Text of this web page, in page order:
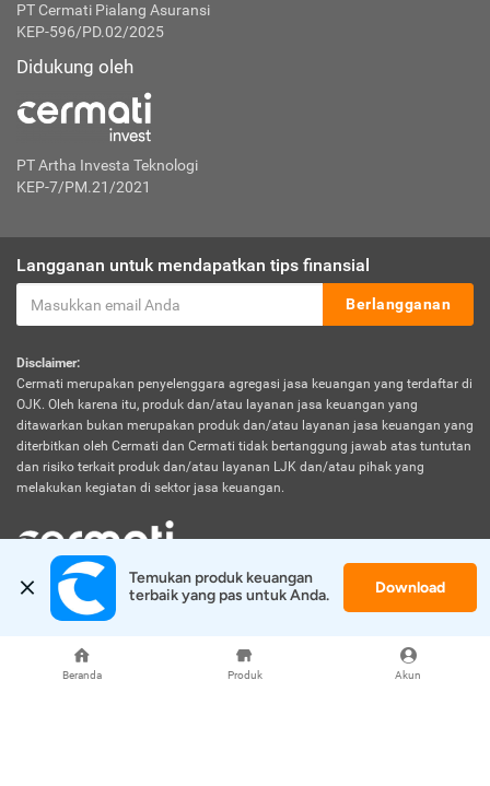
Beranda Produk Akun
PT Cermati Pialang Asuransi
KEP-596/PD.02/2025
Didukung oleh
PT Artha Investa Teknologi
KEP-7/PM.21/2021
Langganan untuk mendapatkan tips finansial
Berlangganan
Disclaimer:
Cermati merupakan penyelenggara agregasi jasa keuangan yang terdaftar di
OJK. Oleh karena itu, produk dan/atau layanan jasa keuangan yang
ditawarkan bukan merupakan produk dan/atau layanan jasa keuangan yang
diterbitkan oleh Cermati dan Cermati tidak bertanggung jawab atas tuntutan
dan risiko terkait produk dan/atau layanan LJK dan/atau pihak yang
melakukan kegiatan di sektor jasa keuangan.
© 2026 Cermati. All Rights Reserved.
Temukan produk keuangan
terbaik yang pas untuk Anda.
Download